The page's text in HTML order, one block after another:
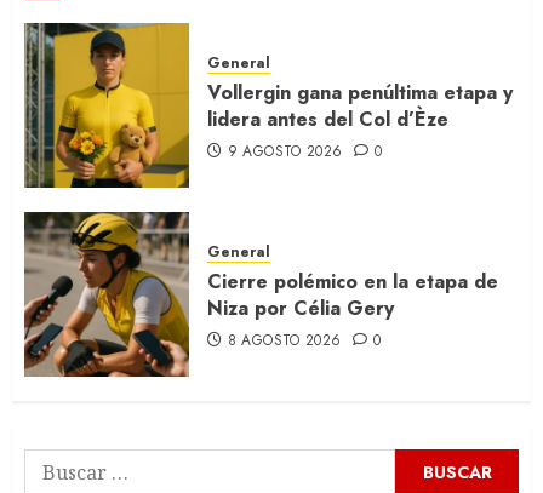
General
Vollergin gana penúltima etapa y
lidera antes del Col d’Èze
9 AGOSTO 2026 0
General
Cierre polémico en la etapa de
Niza por Célia Gery
8 AGOSTO 2026 0
Buscar: